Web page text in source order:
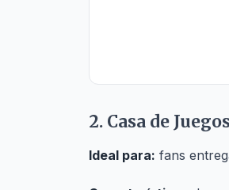
2. Casa de
Ideal para: fans